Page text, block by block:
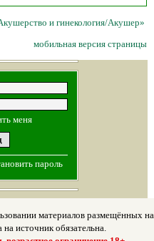
и гинекология/Акушер»
мобильная версия страницы
меня
пароль
материалов размещённых на
источник обязательна.